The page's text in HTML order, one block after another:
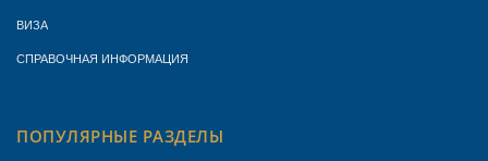
ВИЗА
СПРАВОЧНАЯ ИНФОРМАЦИЯ
ПОПУЛЯРНЫЕ РАЗДЕЛЫ